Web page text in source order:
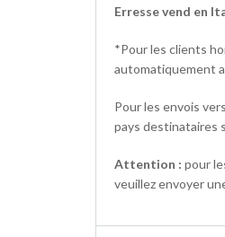
Erresse vend en
*Pour les clients
automatiquement
Pour les envois
pays destinataires
Attention : pour
veuillez envoyer